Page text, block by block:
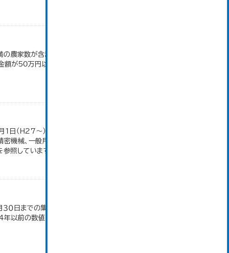
農家数が含まれているため横の計と合致しない。
が50万円以上の農家。 平成12・17・22・27年数
1日（H27～）・平成23年のみ平成24年2月1日現
機械、一般用機械の分類は廃止。また、衣服は繊維
照しています。...
３０日までの集計。 大仙市の統計「2-10 秋田県年齢
以前の数値は合併前市町村の数値を合算したもの